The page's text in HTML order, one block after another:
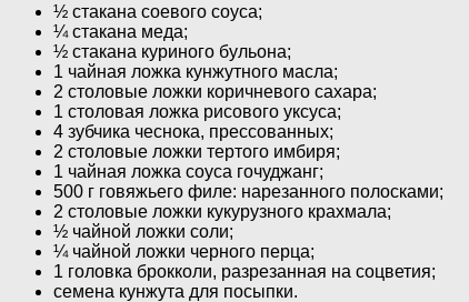
½ стакана соевого соуса;
¼ стакана меда;
½ стакана куриного бульона;
1 чайная ложка кунжутного масла;
2 столовые ложки коричневого сахара;
1 столовая ложка рисового уксуса;
4 зубчика чеснока, прессованных;
2 столовые ложки тертого имбиря;
1 чайная ложка соуса гочуджанг;
500 г говяжьего филе: нарезанного полосками;
2 столовые ложки кукурузного крахмала;
½ чайной ложки соли;
¼ чайной ложки черного перца;
1 головка брокколи, разрезанная на соцветия;
семена кунжута для посыпки.